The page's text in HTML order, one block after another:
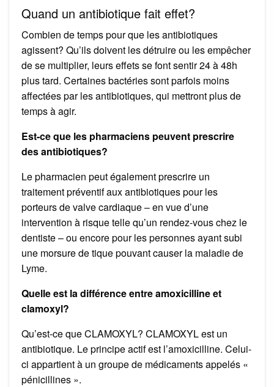
Quand un antibiotique fait effet?
Combien de temps pour que les antibiotiques
agissent? Qu’ils doivent les détruire ou les empêcher
de se multiplier, leurs effets se font sentir 24 à 48h
plus tard. Certaines bactéries sont parfois moins
affectées par les antibiotiques, qui mettront plus de
temps à agir.
Est-ce que les pharmaciens peuvent prescrire
des antibiotiques?
Le pharmacien peut également prescrire un
traitement préventif aux antibiotiques pour les
porteurs de valve cardiaque – en vue d’une
intervention à risque telle qu’un rendez-vous chez le
dentiste – ou encore pour les personnes ayant subi
une morsure de tique pouvant causer la maladie de
Lyme.
Quelle est la différence entre amoxicilline et
clamoxyl?
Qu’est-ce que CLAMOXYL? CLAMOXYL est un
antibiotique. Le principe actif est l’amoxicilline. Celui-
ci appartient à un groupe de médicaments appelés «
pénicillines ».